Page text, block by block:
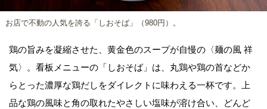
お店で不動の人気を誇る「しおそば」（980円）。
鶏の旨みを凝縮させた、黄金色のスープが自慢の〈麺の風 祥
気〉。看板メニューの「しおそば」は、丸鶏や鶏の首などか
らとった濃厚な鶏だしをダイレクトに味わえる一杯です。上
品な鶏の風味と角の取れたやさしい塩味が溶け合い、どんど